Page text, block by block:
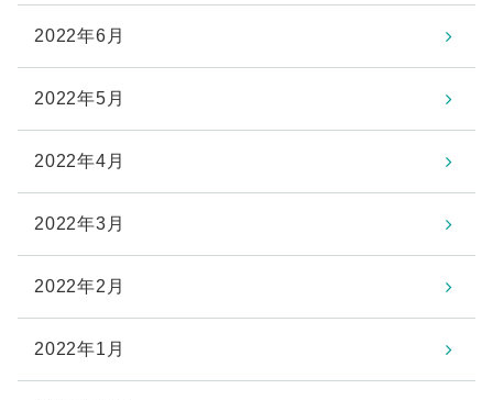
2022年6月
2022年5月
2022年4月
2022年3月
2022年2月
2022年1月